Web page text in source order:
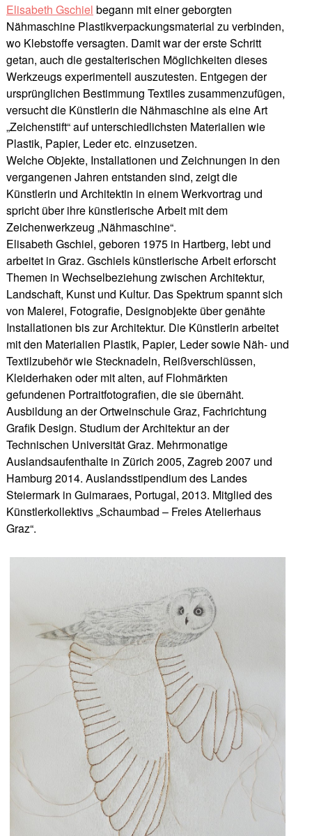
Elisabeth Gschiel begann mit einer geborgten
Nähmaschine Plastikverpackungsmaterial zu verbinden,
wo Klebstoffe versagten. Damit war der erste Schritt
getan, auch die gestalterischen Möglichkeiten dieses
Werkzeugs experimentell auszutesten. Entgegen der
ursprünglichen Bestimmung Textiles zusammenzufügen,
versucht die Künstlerin die Nähmaschine als eine Art
„Zeichenstift“ auf unterschiedlichsten Materialien wie
Plastik, Papier, Leder etc. einzusetzen.
Welche Objekte, Installationen und Zeichnungen in den
vergangenen Jahren entstanden sind, zeigt die
Künstlerin und Architektin in einem Werkvortrag und
spricht über ihre künstlerische Arbeit mit dem
Zeichenwerkzeug „Nähmaschine“.
Elisabeth Gschiel, geboren 1975 in Hartberg, lebt und
arbeitet in Graz. Gschiels künstlerische Arbeit erforscht
Themen in Wechselbeziehung zwischen Architektur,
Landschaft, Kunst und Kultur. Das Spektrum spannt sich
von Malerei, Fotografie, Designobjekte über genähte
Installationen bis zur Architektur. Die Künstlerin arbeitet
mit den Materialien Plastik, Papier, Leder sowie Näh- und
Textilzubehör wie Stecknadeln, Reißverschlüssen,
Kleiderhaken oder mit alten, auf Flohmärkten
gefundenen Portraitfotografien, die sie übernäht.
Ausbildung an der Ortweinschule Graz, Fachrichtung
Grafik Design. Studium der Architektur an der
Technischen Universität Graz. Mehrmonatige
Auslandsaufenthalte in Zürich 2005, Zagreb 2007 und
Hamburg 2014. Auslandsstipendium des Landes
Steiermark in Guimaraes, Portugal, 2013. Mitglied des
Künstlerkollektivs „Schaumbad – Freies Atelierhaus
Graz“.